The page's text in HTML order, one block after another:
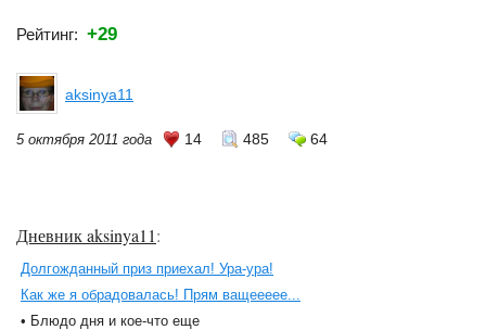
Рейтинг: +29
aksinya11
5 октября 2011 года 14 485 64
Дневник aksinya11:
Долгожданный приз приехал! Ура-ура!
Как же я обрадовалась! Прям ващеееее...
• Блюдо дня и кое-что еще